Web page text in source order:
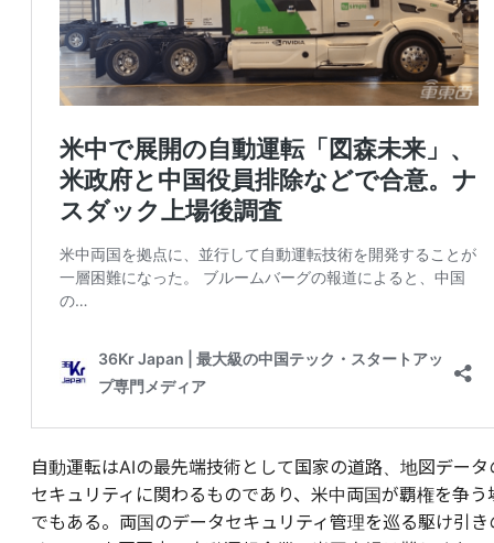
自動運転はAIの最先端技術として国家の道路、地図データ
セキュリティに関わるものであり、米中両国が覇権を争う
でもある。両国のデータセキュリティ管理を巡る駆け引き